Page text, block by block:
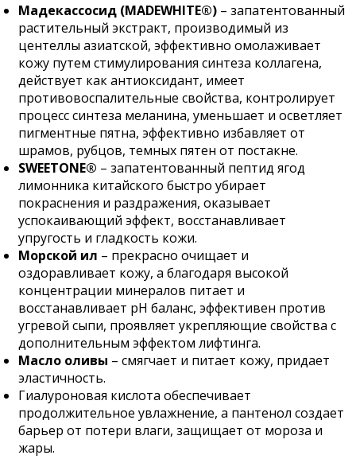
Мадекассосид (MADEWHITE®) – запатентованный
растительный экстракт, производимый из
центеллы азиатской, эффективно омолаживает
кожу путем стимулирования синтеза коллагена,
действует как антиоксидант, имеет
противовоспалительные свойства, контролирует
процесс синтеза меланина, уменьшает и осветляет
пигментные пятна, эффективно избавляет от
шрамов, рубцов, темных пятен от постакне.
SWEETONE® – запатентованный пептид ягод
лимонника китайского быстро убирает
покраснения и раздражения, оказывает
успокаивающий эффект, восстанавливает
упругость и гладкость кожи.
Морской ил – прекрасно очищает и
оздоравливает кожу, а благодаря высокой
концентрации минералов питает и
восстанавливает рН баланс, эффективен против
угревой сыпи, проявляет укрепляющие свойства с
дополнительным эффектом лифтинга.
Масло оливы – смягчает и питает кожу, придает
эластичность.
Гиалуроновая кислота обеспечивает
продолжительное увлажнение, а пантенол создает
барьер от потери влаги, защищает от мороза и
жары.